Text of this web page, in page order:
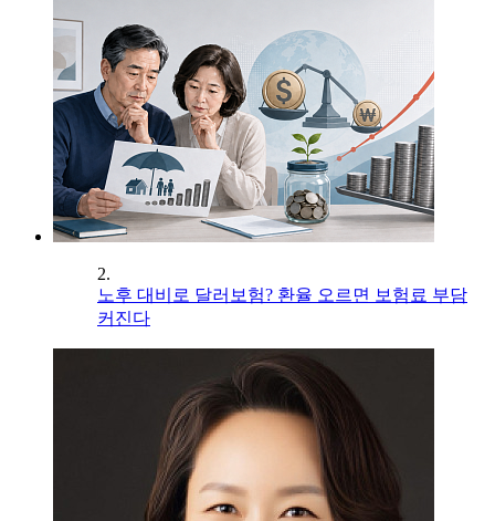
2.
노후 대비로 달러보험? 환율 오르면 보험료 부담
커진다